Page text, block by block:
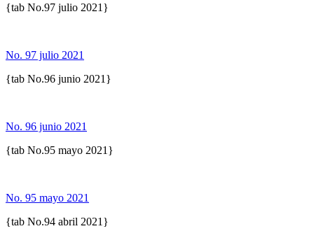
{tab No.97 julio 2021}
No. 97 julio 2021
{tab No.96 junio 2021}
No. 96 junio 2021
{tab No.95 mayo 2021}
No. 95 mayo 2021
{tab No.94 abril 2021}